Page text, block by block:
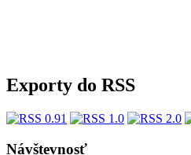
Exporty do RSS
Návštevnosť